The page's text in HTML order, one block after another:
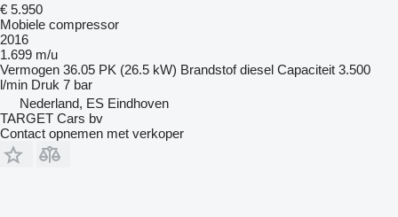
€ 5.950
Mobiele compressor
2016
1.699 m/u
Vermogen 36.05 PK (26.5 kW) Brandstof diesel Capaciteit 3.500
l/min Druk 7 bar
Nederland, ES Eindhoven
TARGET Cars bv
Contact opnemen met verkoper